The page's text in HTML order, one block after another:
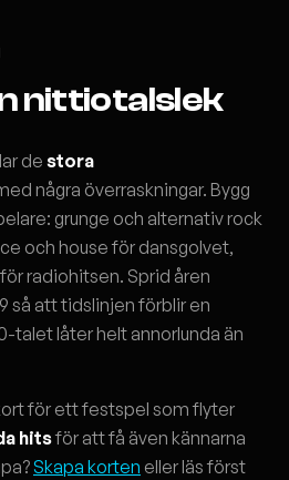
nittiotalslek
destora
några överraskningar. Bygg
grunge och alternativ rock
och house för dansgolvet,
radiohitsen. Sprid åren
så att tidslinjen förblir en
talet låter helt annorlunda än
för ett festspel som flyter
hitsför att få även kännarna
Skapa korten eller läs först